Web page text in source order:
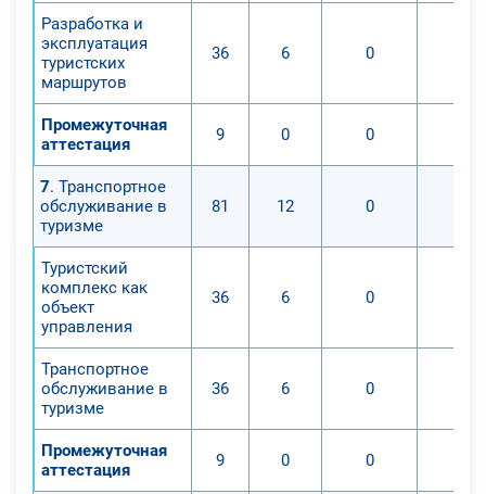
Разработка и
эксплуатация
туристских
маршрутов
36 6 0
Промежуточная
аттестация
9 0 0
7. Транспортное
обслуживание в
туризме
81 12 0
Туристский
комплекс как
объект
управления
36 6 0
Транспортное
обслуживание в
туризме
36 6 0
Промежуточная
аттестация
9 0 0